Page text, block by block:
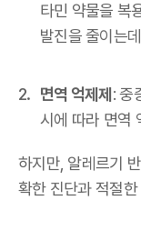
타민 약물을 복
발진을 줄이는
면역 억제제: 중
시에 따라 면역
하지만, 알레르기
확한 진단과 적절